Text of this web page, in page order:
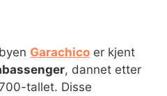
Garachico er kjent
, dannet etter
tallet. Disse